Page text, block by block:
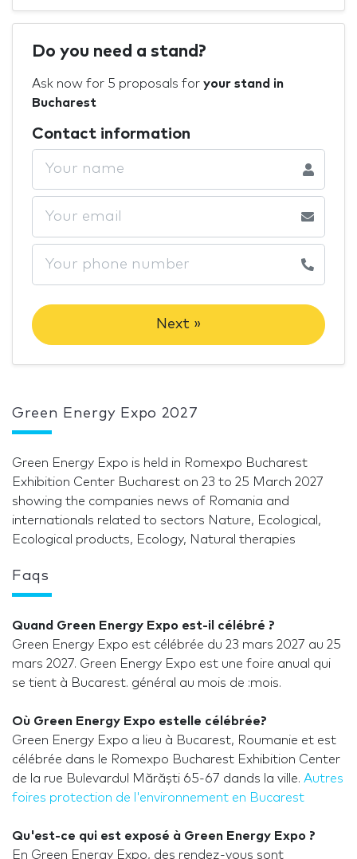
Do you need a stand?
Ask now for 5 proposals for your stand in
Bucharest
Contact information
Next »
Green Energy Expo 2027
Green Energy Expo is held in Romexpo Bucharest
Exhibition Center Bucharest on 23 to 25 March 2027
showing the companies news of Romania and
internationals related to sectors Nature, Ecological,
Ecological products, Ecology, Natural therapies
Faqs
Quand Green Energy Expo est-il célébré ?
Green Energy Expo est célébrée du 23 mars 2027 au 25
mars 2027. Green Energy Expo est une foire anual qui
se tient à Bucarest. général au mois de :mois.
Où Green Energy Expo estelle célébrée?
Green Energy Expo a lieu à Bucarest, Roumanie et est
célébrée dans le Romexpo Bucharest Exhibition Center
de la rue Bulevardul Mărăști 65-67 dands la ville. Autres
foires protection de l'environnement en Bucarest
Qu'est-ce qui est exposé à Green Energy Expo ?
En Green Energy Expo, des rendez-vous sont